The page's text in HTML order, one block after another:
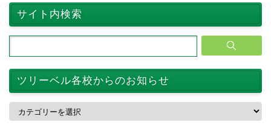
サイト内検索
ツリーベル各校からのお知らせ
ツ